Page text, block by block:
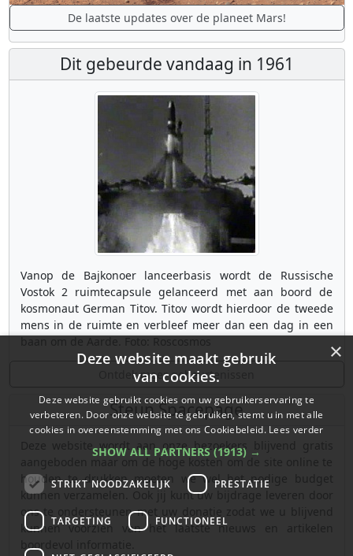
De laatste updates over de planeet Mars!
Dit gebeurde vandaag in 1961
Vanop de Bajkonoer lanceerbasis wordt de Russische
Vostok 2 ruimtecapsule gelanceerd met aan boord de
kosmonaut German Titov. Titov wordt hierdoor de tweede
mens in de ruimte en verbleef meer dan een dag in een
Ontdek meer gebeurtenissen
Steun Spacepage
Deze website wordt aan onze bezoekers blijvend gratis
aangeboden maar om de hoge kosten om de site online te
houden te drukken moeten we wel het nodige budget
kunnen verzamelen. Ook jij kunt uw bijdrage leveren door
ons te ondersteunen met uw donatie zodat we u blijvend
kunnen voorzien van het laatste nieuws en artikelen
boordevol informatie.
×
Deze website maakt gebruik
van cookies.
Deze website gebruikt cookies om uw gebruikerservaring te
verbeteren. Door onze website te gebruiken, stemt u in met alle
cookies in overeenstemming met ons Cookiebeleid. Lees verder
SHOW ALL PARTNERS (1913) →
STRIKT NOODZAKELIJK PRESTATIE
TARGETING FUNCTIONEEL